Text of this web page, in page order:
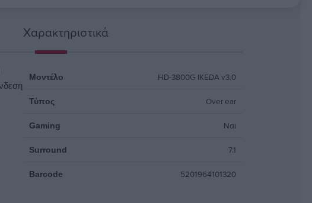
Χαρακτηριστικά
Μοντέλο HD-3800G IKEDA v3.0
Τύπος Over ear
Gaming Ναι
Surround 7.1
Barcode 5201964101320